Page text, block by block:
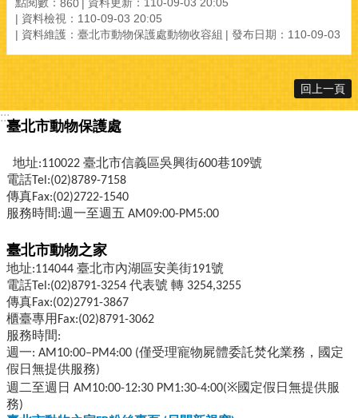
860
資料檢視：110-09-03 20:05
資料維護：臺北市動物保護處動物收容組
發布日期：110-09-03
回上一頁
:::
臺北市動物保護處
地址:110022 臺北市信義區吳興街600巷109號
電話Tel:(02)8789-7158
傳真Fax:(02)2722-1540
服務時間:週一至週五 AM09:00-PM5:00
臺北市動物之家
地址:114044 臺北市內湖區安美街191號
電話Tel:(02)8791-3254 代表號 轉 3254,3255
傳真Fax:(02)2791-3867
櫃臺專用Fax:(02)8791-3062
服務時間:
週一: AM10:00–PM4:00 (僅受理寵物屍體委託焚化業務，國定
假日無提供服務)
週二至週日 AM10:00-12:30 PM1:30-4:00(※國定假日無提供服
務)